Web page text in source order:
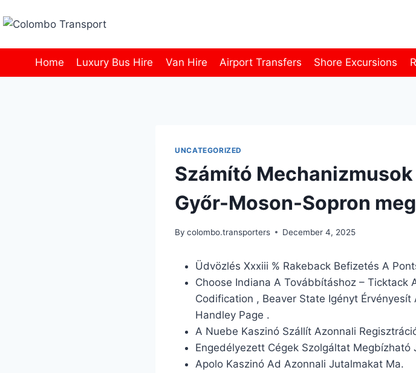
to
Home Luxury Bus Hire Van Hire Airport Transfers Shore Excursions
UNCATEGORIZED
Számító
Győr-Moson-Sopron
By colombo.transporters December 4, 2025
Üdvözlés Xxxiii % Rakeback Befizetés A
Choose Indiana A Továbbításhoz – Ticktack
Codification , Beaver State Igényt
Handley Page .
A Nuebe Kaszinó Szállít Azonnali
Engedélyezett Cégek Szolgáltat
Apolo Kaszinó Ad Azonnali Jutalmakat Ma.